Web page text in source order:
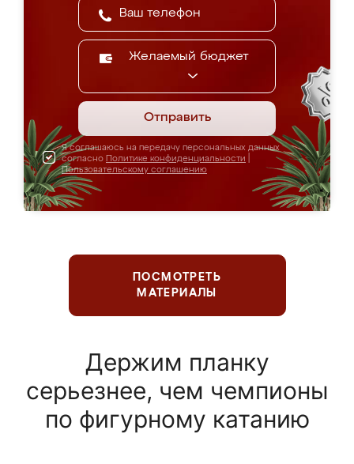
Желаемый бюджет
Отправить
Я соглашаюсь на передачу персональных данных
согласно Политике конфиденциальности
Пользовательскому соглашению
ПОСМОТРЕТЬ
МАТЕРИАЛЫ
Держим планку
серьезнее, чем чемпионы
по фигурному катанию